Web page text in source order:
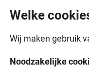
Welke
Wij maken gebruik
Noodzakelijke